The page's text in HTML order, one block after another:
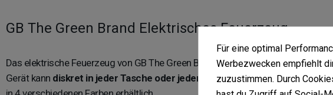
GB The Green Brand Elektrisches Feuerzeug
Das elektrische Feuerzeug von GB The Green Brand ist perfekt für alle
Gerät kann diskret in jeder Tasche oder jedem Rucksack mitgeführt
Für eine optimal
Werbezwecken empfiehlt
zuzustimmen. Durch